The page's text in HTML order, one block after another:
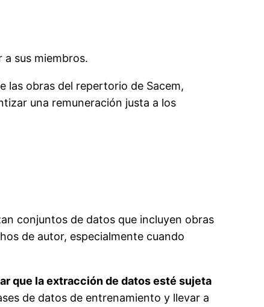
sus miembros.
las obras del repertorio de Sacem,
una remuneración justa a los
conjuntos de datos que incluyen obras
de autor, especialmente cuando
que la extracción de datos esté sujeta
de datos de entrenamiento y llevar a